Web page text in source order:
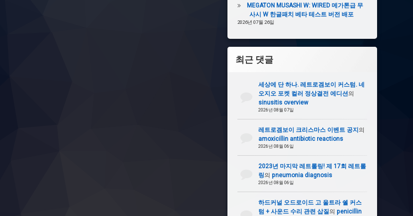
MEGATON MUSASHI W: WIRED 메가톤급 무
사시 W 한글패치 베타 테스트 버전 배포
2026년 07월 26일
최근 댓글
세상에 단 하나. 레트로겜보이 커스텀. 네
오지오 포켓 컬러 정상결전 에디션의
sinusitis overview
2026년 08월 07일
레트로겜보이 크리스마스 이벤트 공지 의
amoxicillin antibiotic reactions
2026년 08월 06일
2023년 마지막 레트롤링! 제 17회 레트롤
링의 pneumonia diagnosis
2026년 08월 06일
하드커널 오드로이드 고 울트라 쉘 커스
텀 + 사운드 수리 관련 삽질의 penicillin